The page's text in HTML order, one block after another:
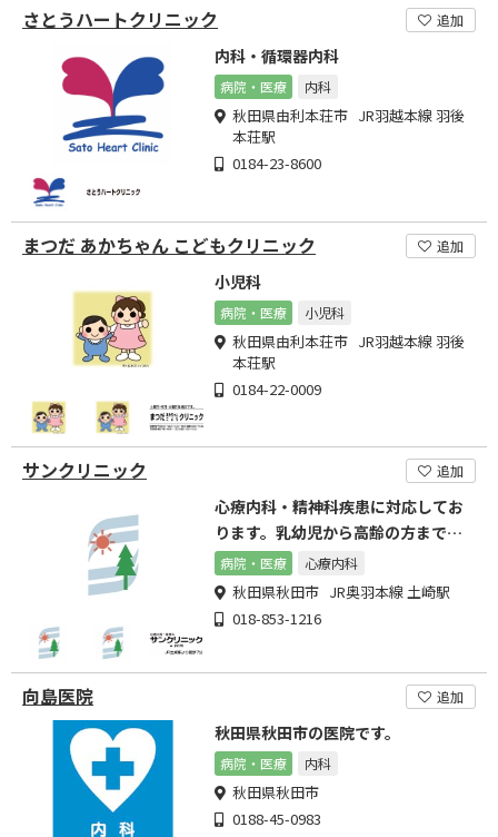
さとうハートクリニック 追加
内科・循環器内科
病院・医療 内科
秋田県由利本荘市 JR羽越本線 羽後
本荘駅
0184-23-8600
まつだ あかちゃん こどもクリニック 追加
小児科
病院・医療 小児科
秋田県由利本荘市 JR羽越本線 羽後
本荘駅
0184-22-0009
サンクリニック 追加
心療内科・精神科疾患に対応してお
ります。乳幼児から高齢の方まで幅
広い年齢に対応可能です。
病院・医療 心療内科
秋田県秋田市 JR奥羽本線 土崎駅
018-853-1216
向島医院 追加
秋田県秋田市の医院です。
病院・医療 内科
秋田県秋田市
0188-45-0983